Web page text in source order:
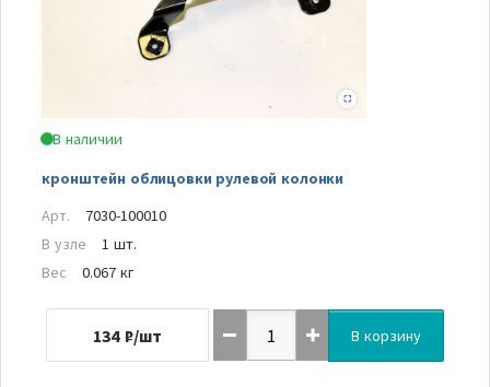
В наличии
кронштейн облицовки рулевой колонки
Арт.
7030-100010
В узле
1 шт.
Вес
0.067 кг
134 ₽/шт В корзину